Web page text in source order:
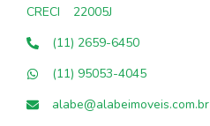
CRECI
22005J
(11) 2659-6450
(11) 95053-4045
alabe@alabeimoveis.com.br